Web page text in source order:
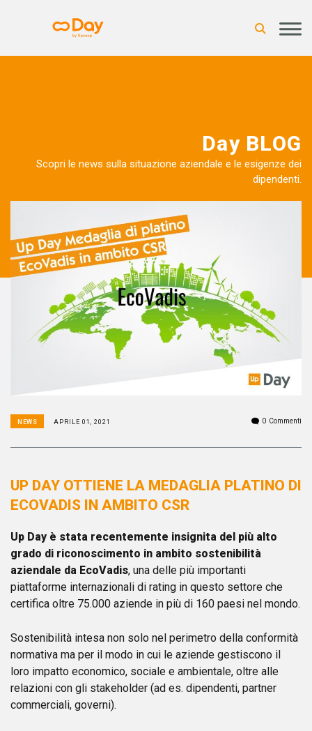
Day BLOG
Scopri le news sulla situazione aziendale e le esigenze dei
dipendenti.
NEWS APRILE 01, 2021 0 Commenti
UP DAY OTTIENE LA MEDAGLIA PLATINO DI
ECOVADIS IN AMBITO CSR
Up Day è stata recentemente insignita del più alto
grado di riconoscimento in ambito sostenibilità
aziendale da EcoVadis, una delle più importanti
piattaforme internazionali di rating in questo settore che
certifica oltre 75.000 aziende in più di 160 paesi nel mondo.
Sostenibilità intesa non solo nel perimetro della conformità
normativa ma per il modo in cui le aziende gestiscono il
loro impatto economico, sociale e ambientale, oltre alle
relazioni con gli stakeholder (ad es. dipendenti, partner
commerciali, governi).